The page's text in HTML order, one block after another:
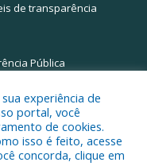
de transparência
Pública
de Santa Maria
experiência de
portal, você
de cookies.
isso é feito, acesse
concorda, clique em